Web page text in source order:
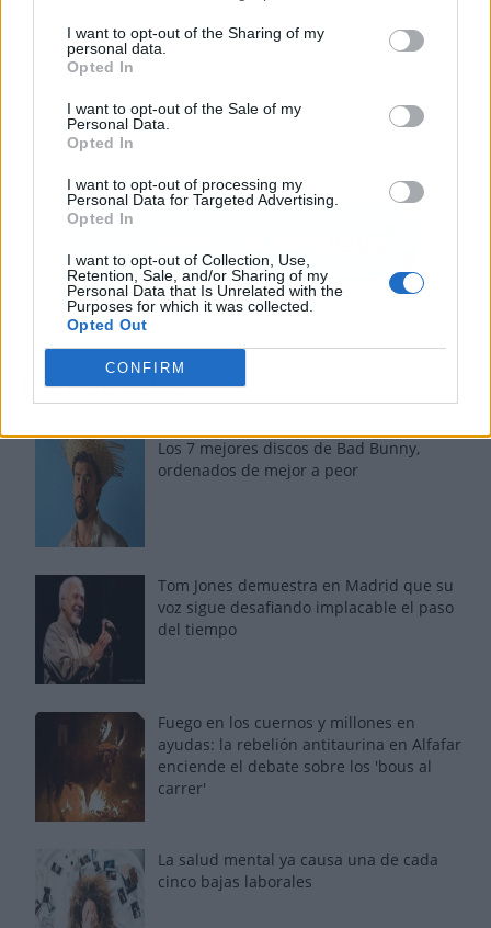
I want to opt-out of the Sharing of my
personal data.
Opted In
I want to opt-out of the Sale of my
Personal Data.
Opted In
I want to opt-out of processing my
Personal Data for Targeted Advertising.
Opted In
I want to opt-out of Collection, Use,
Retention, Sale, and/or Sharing of my
Personal Data that Is Unrelated with the
Purposes for which it was collected.
Opted Out
CONFIRM
Los más vistos
Los 7 mejores discos de Bad Bunny,
ordenados de mejor a peor
Tom Jones demuestra en Madrid que su
voz sigue desafiando implacable el paso
del tiempo
Fuego en los cuernos y millones en
ayudas: la rebelión antitaurina en Alfafar
enciende el debate sobre los 'bous al
carrer'
La salud mental ya causa una de cada
cinco bajas laborales